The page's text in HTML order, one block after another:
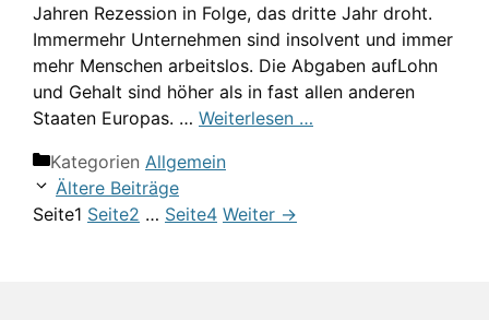
Jahren Rezession in Folge, das dritte Jahr droht.
Immermehr Unternehmen sind insolvent und immer
mehr Menschen arbeitslos. Die Abgaben aufLohn
und Gehalt sind höher als in fast allen anderen
Staaten Europas. … Weiterlesen …
Kategorien Allgemein
Ältere Beiträge
Seite1 Seite2 … Seite4 Weiter →